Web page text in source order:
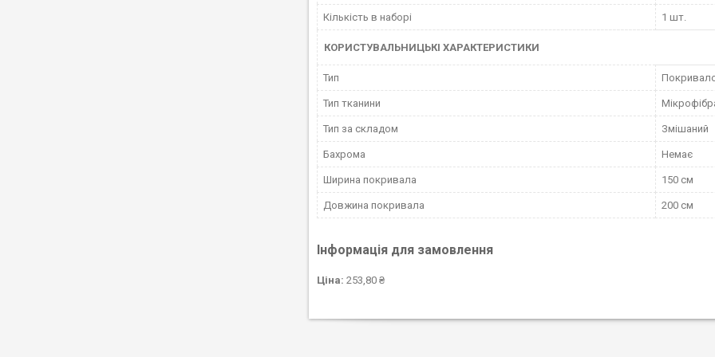
Кількість в наборі 1 шт.
КОРИСТУВАЛЬНИЦЬКІ ХАРАКТЕРИСТИКИ
Тип
Тип тканини
Тип за складом Змішаний
Бахрома Немає
Ширина покривала 150 см
Довжина покривала 200 см
Інформація для замовлення
Ціна: 253,80 ₴